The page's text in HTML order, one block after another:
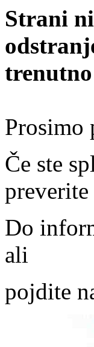
Strani
Prosimo
Če ste
Do
ali
pojdite